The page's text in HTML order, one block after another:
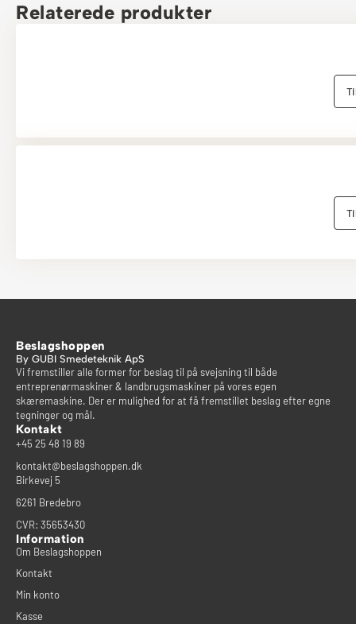
Relaterede produkter
Beslagshoppen
By GUBI Smedeteknik ApS
Vi fremstiller alle former for beslag til på svejsning til både
entreprenørmaskiner & landbrugsmaskiner på vores egen
skæremaskine. Der er mulighed for at få fremstillet beslag efter egne
tegninger og mål.
Kontakt
+45 25 48 19 89
kontakt@beslagshoppen.dk
Birkevej 5
6261 Bredebro
CVR: 35653430
Information
Om Beslagshoppen
Kontakt
Min konto
Kasse